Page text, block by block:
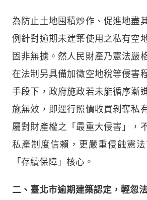
為防止土地囤積炒作、促進地盡
例針對逾期未建築使用之私有空
固非無據。然人民財產乃憲法嚴
在法制另具備加徵空地稅等侵害
手段下，政府施政若未能循序漸
施無效，即逕行照價收買剝奪私
屬對財產權之「最重大侵害」，
私產制度信賴，更嚴重侵蝕憲
「存續保障」核心。
二、臺北市逾期建築認定，輕忽